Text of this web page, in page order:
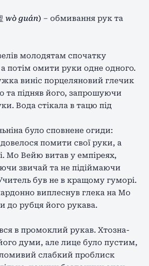
wò guán) – обмивання рук та
молодятам спочатку
потім омити руки одне одного.
виніс порцеляновий глечик
та підняв його, запрошуючи
Вода стікала в тацю під
було сповнене огиди:
помити свої руки, а
Мо Вейю витав у емпіреях,
звичай та не підіймаючи
був не в кращому гуморі.
виплеснув глека на Мо
до рубця його рукава.
в промоклий рукав. Хтозна-
думи, але лице було пустим,
слабкий проблиск